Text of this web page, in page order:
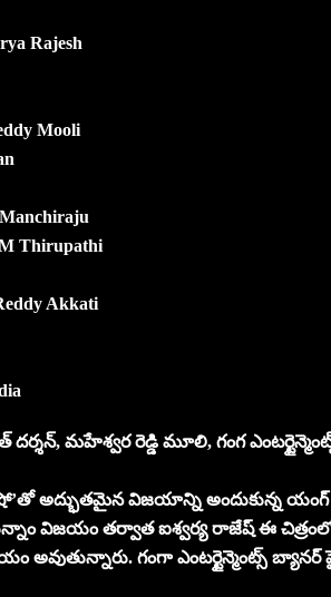
Rajesh
Mooli
Thirupathi
Akkati
మహేశ్వర రెడ్డి మూలి, గంగ
షో’తో అద్భుతమైన విజయాన్ని అందుకున్న
విజయం తర్వాత ఐశ్వర్య రాజేష్ ఈ
అవుతున్నారు. గంగా ఎంటర్టైన్మెంట్స్